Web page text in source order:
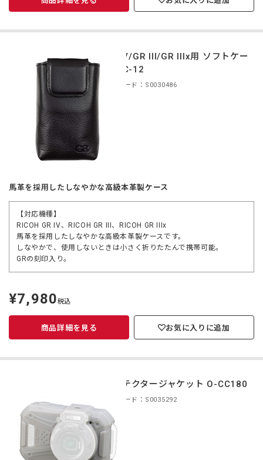
GR IV/GR III/GR IIIx用 ソフトケー
ス GC-12
商品コード：S0030486
馬革を採用したしなやかな高級本革製ケース
【対応機種】
RICOH GR IV、RICOH GR III、RICOH GR IIIx
馬革を採用したしなやかな高級本革製ケースです。
しなやかで、使用しないときは小さく折りたたんで携帯可能。
GRの刻印入り。
定
価
¥7,980税込
商品詳細を見る お気に入りに追加
プロテクタージャケット O-CC180
商品コード：S0035292